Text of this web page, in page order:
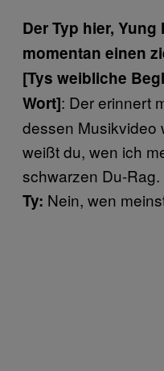
Der Typ hier,
momentan einen
[Tys weibliche
Wort]: Der erinnert
dessen Musikvideo
weißt du, wen ich
schwarzen Du-Rag.
Ty: Nein, wen